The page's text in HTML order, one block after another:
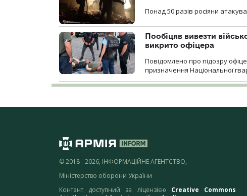
Понад 50 разів росіяни
Пообіцяв вивезти
викрито офіцера
Повідомлено про підозру
призначення Національної
© 2018 - 2026, ІНФОРМАЦІЙНЕ АГЕНТСТВО,
Міністерство оборони України
Контент доступний за ліцензією Creative Commons